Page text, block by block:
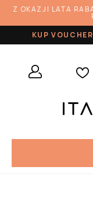
Z OKAZJI LATA
KUP